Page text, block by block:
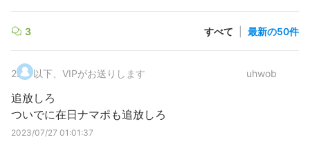
3 すべて 最新の50件
2. 以下、VIPがお送りします uhwob
追放しろ
ついでに在日ナマポも追放しろ
2023/07/27 01:01:37